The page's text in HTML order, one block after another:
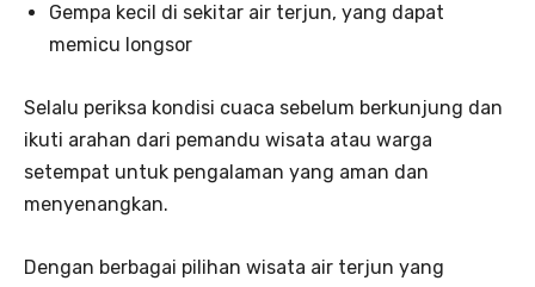
Gempa kecil di sekitar air terjun, yang dapat
memicu longsor
Selalu periksa kondisi cuaca sebelum berkunjung dan
ikuti arahan dari pemandu wisata atau warga
setempat untuk pengalaman yang aman dan
menyenangkan.
Dengan berbagai pilihan wisata air terjun yang